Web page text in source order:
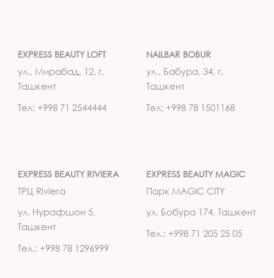
EXPRESS BEAUTY LOFT
ул., Мирабад, 12, г.
Ташкент
Тел: +998 71 2544444
NAILBAR BOBUR
ул., Бабура, 34, г.
Ташкент
Тел: +998 78 1501168
EXPRESS BEAUTY RIVIERA
ТРЦ Riviera
ул. Нурафшон 5,
Ташкент
Тел.: +998 78 1296999
EXPRESS BEAUTY MAGIC
Парк MAGIC CITY
ул. Бобура 174, Ташкент
Тел.: +998 71 205 25 05